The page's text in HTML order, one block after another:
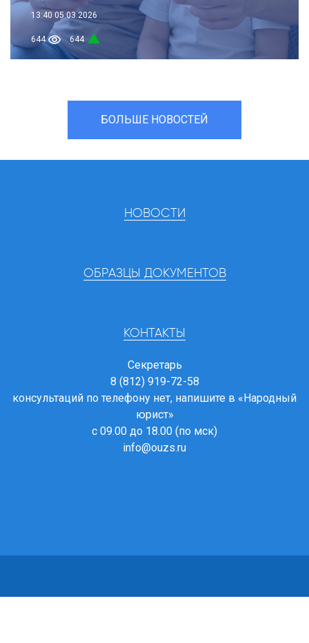
13:40 05.03.2026
644 644
БОЛЬШЕ НОВОСТЕЙ
НОВОСТИ
ОБРАЗЦЫ ДОКУМЕНТОВ
КОНТАКТЫ
Секретарь
8 (812) 919-72-58
консультаций по телефону нет, напишите в «Народный
юрист»
с 09.00 до 18.00 (по мск)
info@ouzs.ru